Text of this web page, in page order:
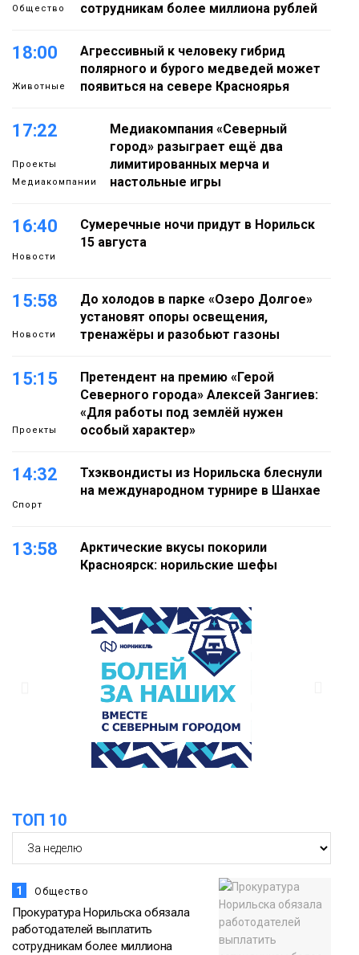
Общество
сотрудникам более миллиона рублей
18:00
Животные
Агрессивный к человеку гибрид
полярного и бурого медведей может
появиться на севере Красноярья
17:22
Проекты
Медиакомпании
Медиакомпания «Северный
город» разыграет ещё два
лимитированных мерча и
настольные игры
16:40
Новости
Сумеречные ночи придут в Норильск
15 августа
15:58
Новости
До холодов в парке «Озеро Долгое»
установят опоры освещения,
тренажёры и разобьют газоны
15:15
Проекты
Претендент на премию «Герой
Северного города» Алексей Зангиев:
«Для работы под землёй нужен
особый характер»
14:32
Спорт
Тхэквондисты из Норильска блеснули
на международном турнире в Шанхае
13:58
Арктические вкусы покорили
Красноярск: норильские шефы
Рабочая неделя с 10 по 14 августа
будет солнечной и тёплой
Прокуратура проверяет инцидент с
самолётом авиакомпании «Сибирь»
в Норильске
ТОП 10
1 Общество
Прокуратура Норильска обязала
работодателей выплатить
сотрудникам более миллиона